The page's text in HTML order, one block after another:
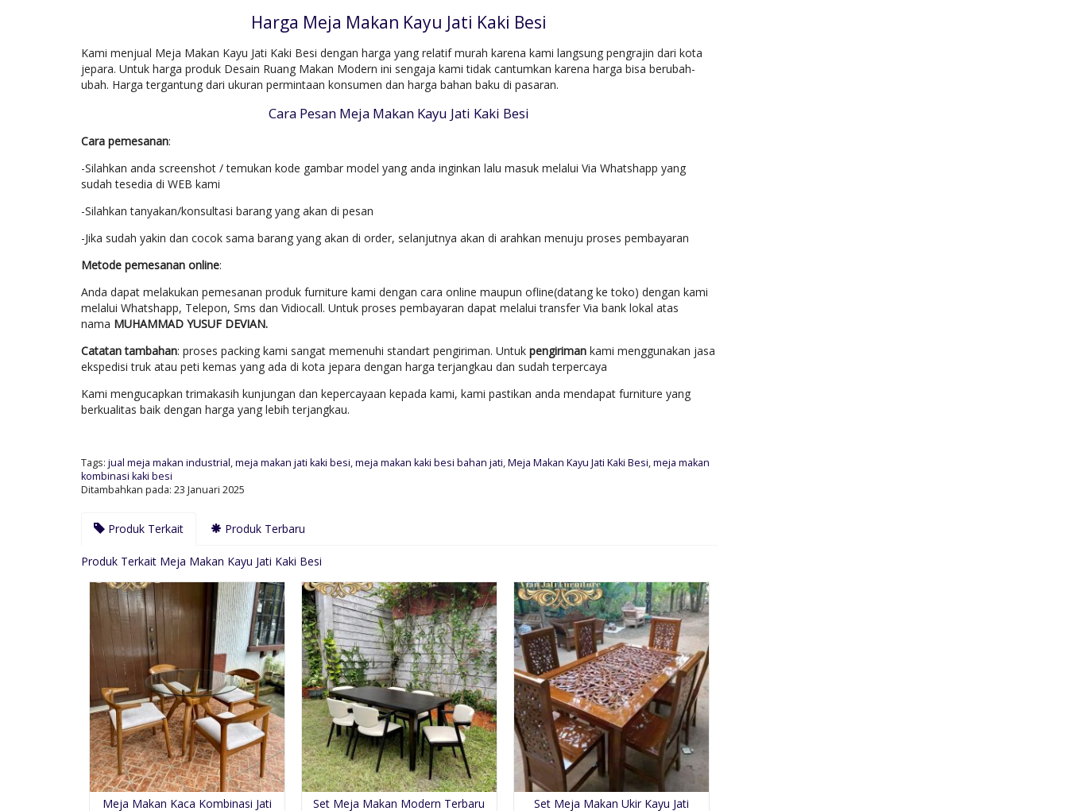
Harga Meja Makan Kayu Jati Kaki Besi
Kami menjual Meja Makan Kayu Jati Kaki Besi dengan harga yang relatif murah karena kami langsung pengrajin dari kota
jepara. Untuk harga produk Desain Ruang Makan Modern ini sengaja kami tidak cantumkan karena harga bisa berubah-
ubah. Harga tergantung dari ukuran permintaan konsumen dan harga bahan baku di pasaran.
Cara Pesan Meja Makan Kayu Jati Kaki Besi
Cara pemesanan:
-Silahkan anda screenshot / temukan kode gambar model yang anda inginkan lalu masuk melalui Via Whatshapp yang
sudah tesedia di WEB kami
-Silahkan tanyakan/konsultasi barang yang akan di pesan
-Jika sudah yakin dan cocok sama barang yang akan di order, selanjutnya akan di arahkan menuju proses pembayaran
Metode pemesanan online:
Anda dapat melakukan pemesanan produk furniture kami dengan cara online maupun ofline(datang ke toko) dengan kami
melalui Whatshapp, Telepon, Sms dan Vidiocall. Untuk proses pembayaran dapat melalui transfer Via bank lokal atas
nama MUHAMMAD YUSUF DEVIAN.
Catatan tambahan: proses packing kami sangat memenuhi standart pengiriman. Untuk pengiriman kami menggunakan jasa
ekspedisi truk atau peti kemas yang ada di kota jepara dengan harga terjangkau dan sudah terpercaya
Kami mengucapkan trimakasih kunjungan dan kepercayaan kepada kami, kami pastikan anda mendapat furniture yang
berkualitas baik dengan harga yang lebih terjangkau.
Tags: jual meja makan industrial,meja makan jati kaki besi,meja makan kaki besi bahan jati,Meja Makan Kayu Jati Kaki Besi,meja makan
kombinasi kaki besi
Ditambahkan pada: 23 Januari 2025
Produk Terkait Produk Terbaru
Produk Terkait Meja Makan Kayu Jati Kaki Besi
Meja Makan Kaca Kombinasi Jati Set Meja Makan Modern Terbaru Set Meja Makan Ukir Kayu Jati